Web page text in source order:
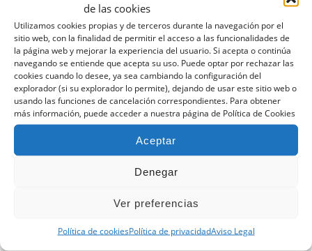
de las cookies
Utilizamos cookies propias y de terceros durante la navegación por el
sitio web, con la finalidad de permitir el acceso a las funcionalidades de
la página web y mejorar la experiencia del usuario. Si acepta o continúa
navegando se entiende que acepta su uso. Puede optar por rechazar las
cookies cuando lo desee, ya sea cambiando la configuración del
explorador (si su explorador lo permite), dejando de usar este sitio web o
usando las funciones de cancelación correspondientes. Para obtener
más información, puede acceder a nuestra página de Política de Cookies
Aceptar
Denegar
Ver preferencias
Política de cookiesPolítica de privacidadAviso Legal
Carmen Puertas (18km) 3h 11m (4
clasificada)
Fotos del artículo: @nectar.visual
Facebook
Twitter